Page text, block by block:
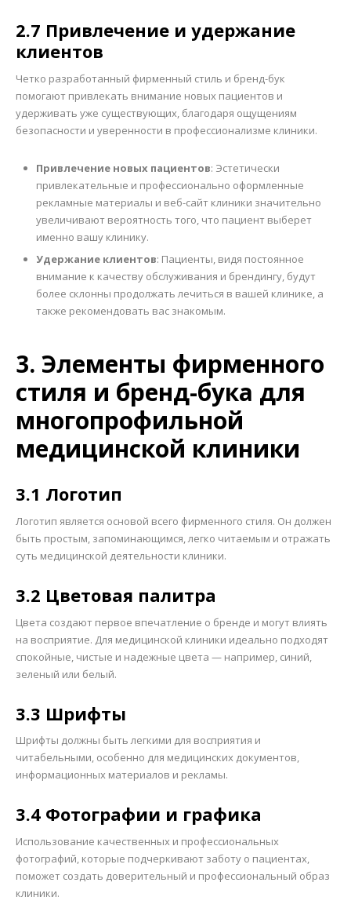
2.7 Привлечение и удержание
клиентов
Четко разработанный фирменный стиль и бренд-бук
помогают привлекать внимание новых пациентов и
удерживать уже существующих, благодаря ощущениям
безопасности и уверенности в профессионализме клиники.
Привлечение новых пациентов: Эстетически
привлекательные и профессионально оформленные
рекламные материалы и веб-сайт клиники значительно
увеличивают вероятность того, что пациент выберет
именно вашу клинику.
Удержание клиентов: Пациенты, видя постоянное
внимание к качеству обслуживания и брендингу, будут
более склонны продолжать лечиться в вашей клинике, а
также рекомендовать вас знакомым.
3. Элементы фирменного
стиля и бренд-бука для
многопрофильной
медицинской клиники
3.1 Логотип
Логотип является основой всего фирменного стиля. Он должен
быть простым, запоминающимся, легко читаемым и отражать
суть медицинской деятельности клиники.
3.2 Цветовая палитра
Цвета создают первое впечатление о бренде и могут влиять
на восприятие. Для медицинской клиники идеально подходят
спокойные, чистые и надежные цвета — например, синий,
зеленый или белый.
3.3 Шрифты
Шрифты должны быть легкими для восприятия и
читабельными, особенно для медицинских документов,
информационных материалов и рекламы.
3.4 Фотографии и графика
Использование качественных и профессиональных
фотографий, которые подчеркивают заботу о пациентах,
поможет создать доверительный и профессиональный образ
клиники.